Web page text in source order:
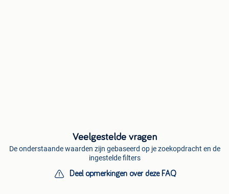
Veelgestelde vragen
De onderstaande waarden zijn gebaseerd op je zoekopdracht en de
ingestelde filters
Deel opmerkingen over deze FAQ